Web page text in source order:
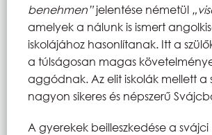
benehmen”jelentése németül
amelyek a nálunk is ismert
iskolájához hasonlítanak. Itt a
a túlságosan magas
aggódnak. Az elit iskolák mellett a
nagyon sikeres és népszerű
A gyerekek beilleszkedése a svájci